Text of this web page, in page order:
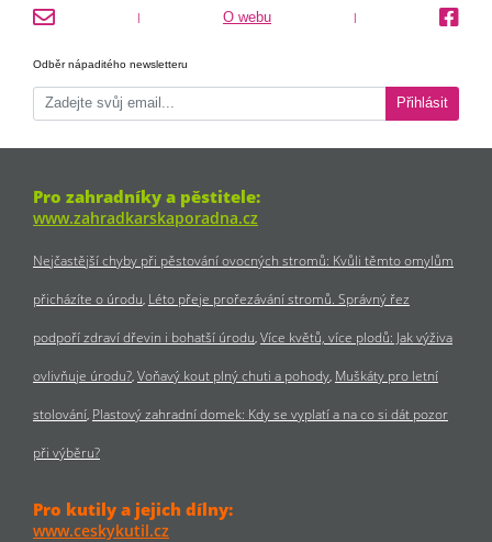
| O webu |
Odběr nápaditého newsletteru
Přihlásit
Pro zahradníky a pěstitele:
www.zahradkarskaporadna.cz
Nejčastější chyby při pěstování ovocných stromů: Kvůli těmto omylům
přicházíte o úrodu Léto přeje prořezávání stromů. Správný řez
podpoří zdraví dřevin i bohatší úrodu Více květů, více plodů: Jak výživa
ovlivňuje úrodu? Voňavý kout plný chuti a pohody Muškáty pro letní
stolování Plastový zahradní domek: Kdy se vyplatí a na co si dát pozor
při výběru?
Pro kutily a jejich dílny:
www.ceskykutil.cz